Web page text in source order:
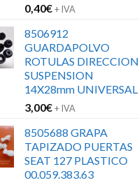
0,40€+ IVA
8506912
GUARDAPOLVO
ROTULAS DIRECCION
SUSPENSION
14X28mm UNIVERSAL
3,00€+ IVA
8505688 GRAPA
TAPIZADO PUERTAS
SEAT 127 PLASTICO
00.059.383.63